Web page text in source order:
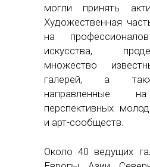
могли принять
Художественная
на
искусства,
множество
галерей, а
направленные
перспективных
и арт-сообществ.
Около 40 ведущих